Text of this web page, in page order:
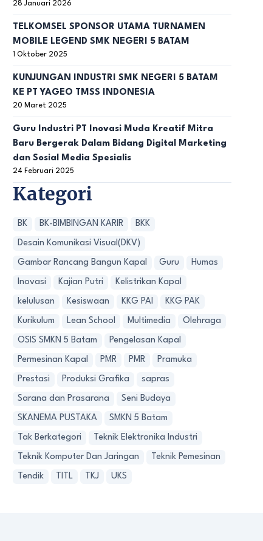
28 Januari 2026
TELKOMSEL SPONSOR UTAMA TURNAMEN
MOBILE LEGEND SMK NEGERI 5 BATAM
1 Oktober 2025
KUNJUNGAN INDUSTRI SMK NEGERI 5 BATAM
KE PT YAGEO TMSS INDONESIA
20 Maret 2025
Guru Industri PT Inovasi Muda Kreatif Mitra
Baru Bergerak Dalam Bidang Digital Marketing
dan Sosial Media Spesialis
24 Februari 2025
Kategori
BK BK-BIMBINGAN KARIR BKK
Desain Komunikasi Visual(DKV)
Gambar Rancang Bangun Kapal Guru Humas
Inovasi Kajian Putri Kelistrikan Kapal
kelulusan Kesiswaan KKG PAI KKG PAK
Kurikulum Lean School Multimedia Olehraga
OSIS SMKN 5 Batam Pengelasan Kapal
Permesinan Kapal PMR PMR Pramuka
Prestasi Produksi Grafika sapras
Sarana dan Prasarana Seni Budaya
SKANEMA PUSTAKA SMKN 5 Batam
Tak Berkategori Teknik Elektronika Industri
Teknik Komputer Dan Jaringan Teknik Pemesinan
Tendik TITL TKJ UKS